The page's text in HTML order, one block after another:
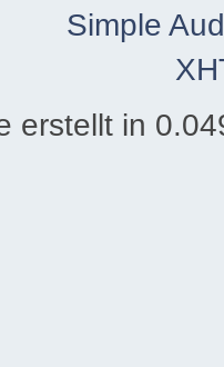
Simple
erstellt in